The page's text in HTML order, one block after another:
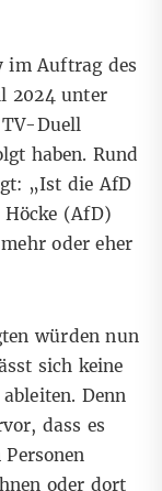
im Auftrag des
2024 unter
Duell
haben. Rund
„Ist die AfD
(AfD)
oder eher
würden nun
sich keine
Denn
dass es
oder dort